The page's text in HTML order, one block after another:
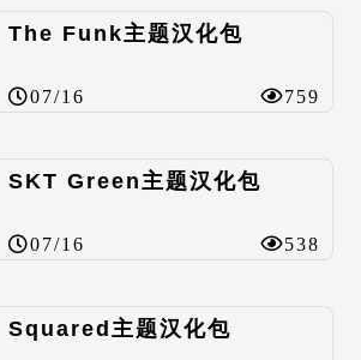
The Funk主题汉化包
07/16 759
SKT Green主题汉化包
07/16 538
Squared主题汉化包